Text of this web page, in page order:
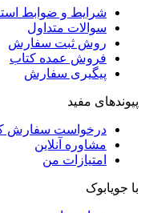
شرایط و ضوابط
سوالات متداول
روش ثبت سفارش
فروش عمده کتاب
پیگیری سفارش
پیوندهای مفید
درخواست سفارش
مشاوره آنلاین
امتیازات من
با جویابوک